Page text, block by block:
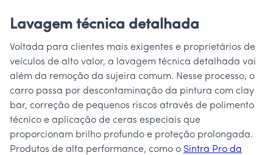
Lavagem técnica detalhada
Voltada para clientes mais exigentes e proprietários de
veículos de alto valor, a lavagem técnica detalhada vai
além da remoção da sujeira comum. Nesse processo, o
carro passa por descontaminação da pintura com clay
bar, correção de pequenos riscos através de polimento
técnico e aplicação de ceras especiais que
proporcionam brilho profundo e proteção prolongada.
Produtos de alta performance, como o Sintra Pro da